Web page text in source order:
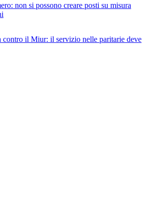
non si possono creare posti su misura
contro il Miur: il servizio nelle paritarie deve